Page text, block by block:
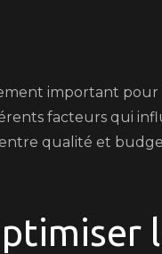
important
facteurs qui
qualité et